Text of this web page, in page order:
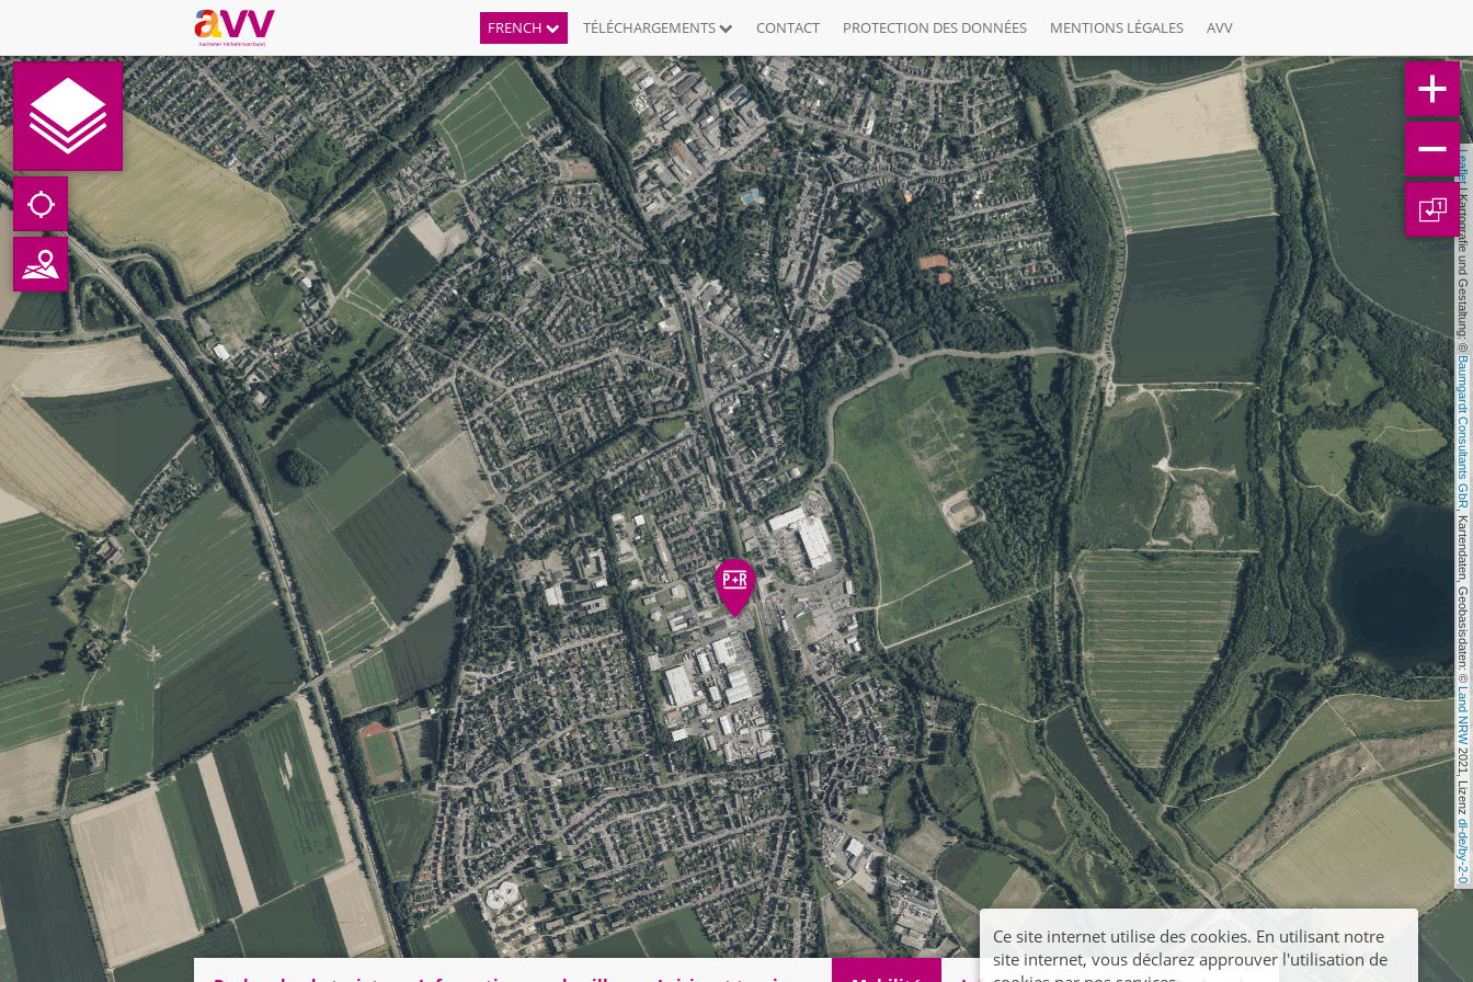
FRENCH TÉLÉCHARGEMENTS CONTACT PROTECTION DES DONNÉES MENTIONS LÉGALES AVV
Leaflet
| Kartografie und Gestaltung: ©
Baumgardt Consultants GbR
, Kartendaten, Geobasisdaten: ©
Land NRW
2021, Lizenz
dl-de/by-2-0
1
Ce site internet utilise des cookies. En utilisant notre
site internet, vous déclarez approuver l'utilisation de